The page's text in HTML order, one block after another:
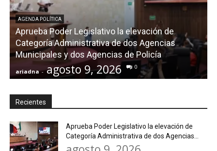
AGENDA POLÍTICA
Aprueba Poder Legislativo la elevación de
Categoría Administrativa de dos Agencias
Municipales y dos Agencias de Policía
ariadna - agosto 9, 2026 0
Recientes
Aprueba Poder Legislativo la elevación de
Categoría Administrativa de dos Agencias...